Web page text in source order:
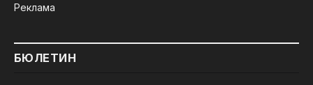
Реклама
БЮЛЕТИН